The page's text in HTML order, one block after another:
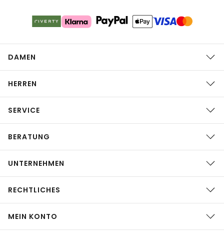
DAMEN
HERREN
SERVICE
BERATUNG
UNTERNEHMEN
RECHTLICHES
MEIN KONTO